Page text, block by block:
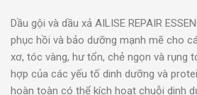
Dầu gội và dầu xả AILISE REPAIR
phục hồi và bảo dưỡng mạnh mẽ cho
xơ, tóc vàng, hư tổn, chẻ ngọn và rụng
hợp của các yếu tố dinh dưỡng và
hoàn toàn có thể kích hoạt chuỗi dinh